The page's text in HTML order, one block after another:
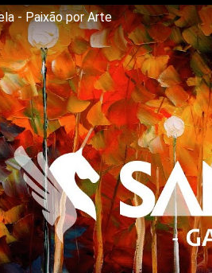
- Paixão por Arte